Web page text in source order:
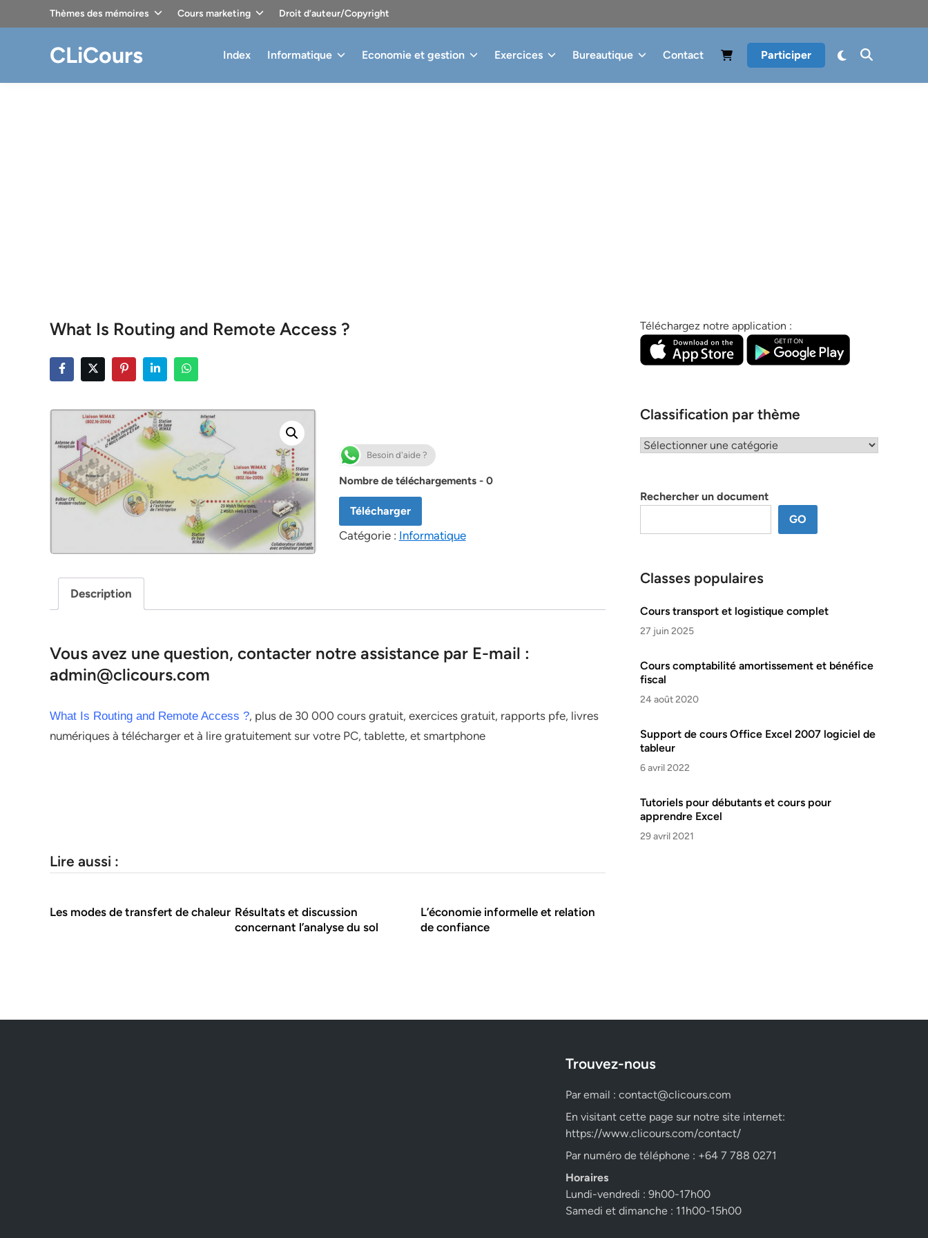
Thèmes des mémoires Cours marketing Droit d’auteur/Copyright
CLiCours Index Informatique Economie et gestion Exercices Bureautique Contact Participer
What Is Routing and Remote Access ?
Besoin d'aide ?
Nombre de téléchargements - 0
Télécharger
Catégorie : Informatique
Description
Vous avez une question, contacter notre assistance par E-mail :
admin@clicours.com
What Is Routing and Remote Access ?, plus de 30 000 cours gratuit, exercices gratuit, rapports pfe, livres
numériques à télécharger et à lire gratuitement sur votre PC, tablette, et smartphone
Lire aussi :
Les modes de transfert de chaleur Résultats et discussion
concernant l’analyse du sol
L’économie informelle et relation
de confiance
Téléchargez notre application :
Classification par thème
Classification
Rechercher un document
GO
Classes populaires
Cours transport et logistique complet
27 juin 2025
Cours comptabilité amortissement et bénéfice
fiscal
24 août 2020
Support de cours Office Excel 2007 logiciel de
tableur
6 avril 2022
Tutoriels pour débutants et cours pour
apprendre Excel
29 avril 2021
Trouvez-nous
Par email : contact@clicours.com
En visitant cette page sur notre site internet:
https://www.clicours.com/contact/
Par numéro de téléphone : +64 7 788 0271
Horaires
Lundi-vendredi : 9h00-17h00
Samedi et dimanche : 11h00-15h00